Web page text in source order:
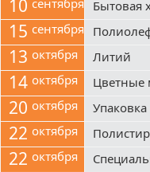
10 сентября Бытовая
15 сентября
13 октября Литий
14 октября Цветные
20 октября Упаковка
22 октября
22 октября